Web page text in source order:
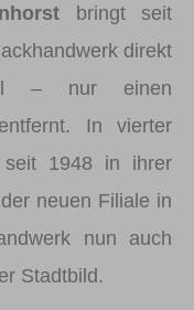
bringt seit
direkt
– nur einen
In vierter
seit 1948 in ihrer
neuen Filiale in
nun auch
Stadtbild.